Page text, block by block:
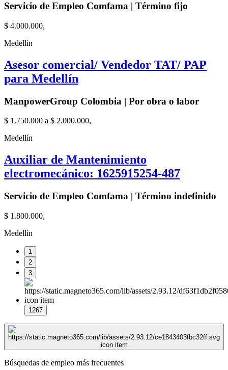
Servicio de Empleo Comfama | Término fijo
$ 4.000.000,
Medellín
Asesor comercial/ Vendedor TAT/ PAP
para Medellín
ManpowerGroup Colombia | Por obra o labor
$ 1.750.000 a $ 2.000.000,
Medellín
Auxiliar de Mantenimiento
electromecánico: 1625915254-487
Servicio de Empleo Comfama | Término indefinido
$ 1.800.000,
Medellín
1
2
3
1267
Búsquedas de empleo más frecuentes